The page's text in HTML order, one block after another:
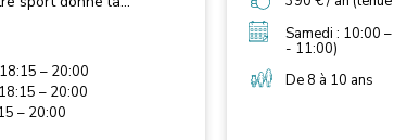
Pratiquées en
stade, les
ciblés en fonction de
choisies. vitesse,
souplesse, coordination
ou pôle compétition
– 20:00
– 20:00
– 20:00
force, souplesse,
habiletés. Les
gestes
gestes de la vie
la première
Samedi : 10:00
- 11:00)
De 8 à 10 ans